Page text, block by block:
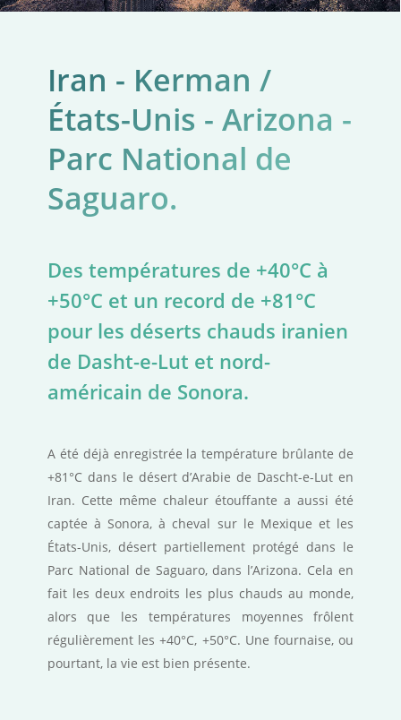
Iran - Kerman /
États-Unis - Arizona -
Parc National de
Saguaro.
Des températures de +40°C à
+50°C et un record de +81°C
pour les déserts chauds iranien
de Dasht-e-Lut et nord-
américain de Sonora.
A été déjà enregistrée la température brûlante de
+81°C dans le désert d’Arabie de Dascht-e-Lut en
Iran. Cette même chaleur étouffante a aussi été
captée à Sonora, à cheval sur le Mexique et les
États-Unis, désert partiellement protégé dans le
Parc National de Saguaro, dans l’Arizona. Cela en
fait les deux endroits les plus chauds au monde,
alors que les températures moyennes frôlent
régulièrement les +40°C, +50°C. Une fournaise, ou
pourtant, la vie est bien présente.